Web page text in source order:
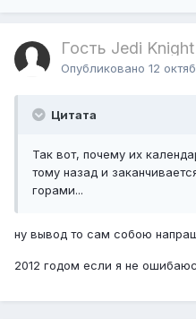
Гость Jedi Knight
Опубликовано 12
Цитата
Так вот, почему их
тому назад и
горами...
ну вывод то сам собою
2012 годом если я не